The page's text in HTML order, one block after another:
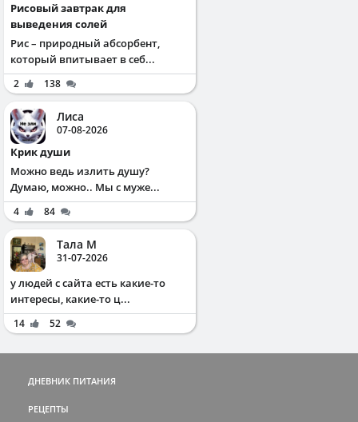
Рисовый завтрак для
выведения солей
Рис – природный абсорбент,
который впитывает в себ...
2 138
Лиса
07-08-2026
Крик души
Можно ведь излить душу?
Думаю, можно.. Мы с муже...
4 84
Тала М
31-07-2026
у людей с сайта есть какие-то
интересы, какие-то ц...
14 52
ДНЕВНИК ПИТАНИЯ
РЕЦЕПТЫ